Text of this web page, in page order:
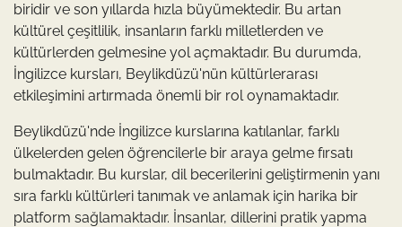
biridir ve son yıllarda hızla büyümektedir. Bu artan
kültürel çeşitlilik, insanların farklı milletlerden ve
kültürlerden gelmesine yol açmaktadır. Bu durumda,
İngilizce kursları, Beylikdüzü'nün kültürlerarası
etkileşimini artırmada önemli bir rol oynamaktadır.
Beylikdüzü'nde İngilizce kurslarına katılanlar, farklı
ülkelerden gelen öğrencilerle bir araya gelme fırsatı
bulmaktadır. Bu kurslar, dil becerilerini geliştirmenin yanı
sıra farklı kültürleri tanımak ve anlamak için harika bir
platform sağlamaktadır. İnsanlar, dillerini pratik yapma